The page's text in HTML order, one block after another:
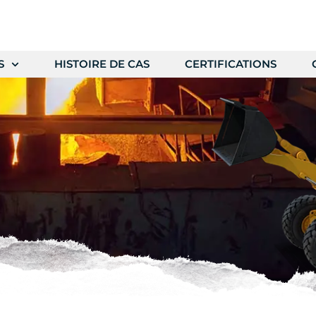
HISTOIRE DE CAS CERTIFICATIONS